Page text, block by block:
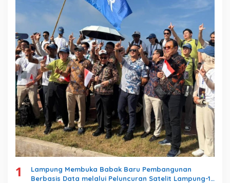
1
Lampung Membuka Babak Baru Pembangunan
Berbasis Data melalui Peluncuran Satelit Lampung-1